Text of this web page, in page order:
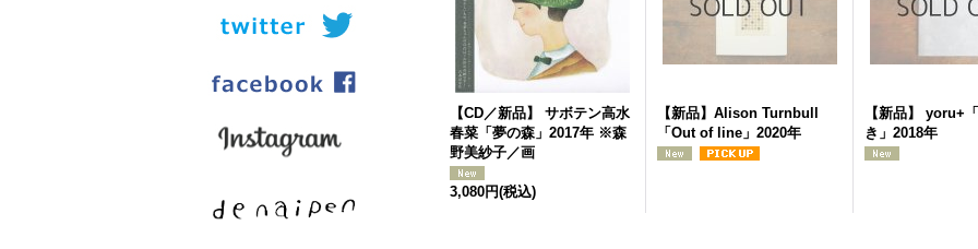
【CD／新品】 サボテン高水
春菜「夢の森」2017年 ※森
野美紗子／画
3,080円(税込)
【新品】Alison Turnbull
「Out of line」2020年
【新品】 yoru+
き」2018年